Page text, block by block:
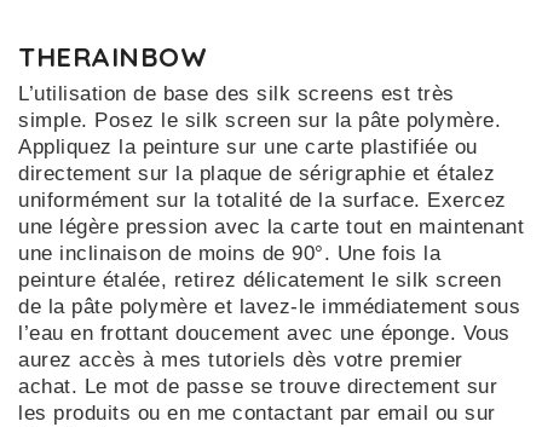
THERAINBOW
L’utilisation de base des silk screens est très
simple. Posez le silk screen sur la pâte polymère.
Appliquez la peinture sur une carte plastifiée ou
directement sur la plaque de sérigraphie et étalez
uniformément sur la totalité de la surface. Exercez
une légère pression avec la carte tout en maintenant
une inclinaison de moins de 90°. Une fois la
peinture étalée, retirez délicatement le silk screen
de la pâte polymère et lavez-le immédiatement sous
l’eau en frottant doucement avec une éponge. Vous
aurez accès à mes tutoriels dès votre premier
achat. Le mot de passe se trouve directement sur
les produits ou en me contactant par email ou sur